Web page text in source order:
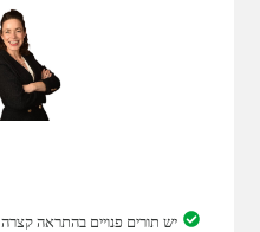
יש תורים פנויים בהתראה קצרה